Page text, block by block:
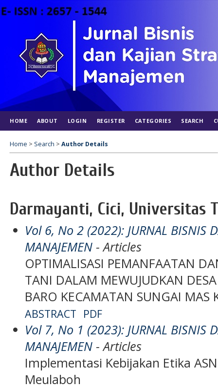
HOME ABOUT LOGIN REGISTER CATEGORIES SEARCH
Home > Search > Author Details
Author Details
Darmayanti, Cici, Universitas
Vol 6, No 2 (2022): JURNAL BISNIS
MANAJEMEN - Articles
OPTIMALISASI PEMANFAATAN
TANI DALAM MEWUJUDKAN
BARO KECAMATAN SUNGAI MAS
ABSTRACT PDF
Vol 7, No 1 (2023): JURNAL BISNIS
MANAJEMEN - Articles
Implementasi Kebijakan Etika
Meulaboh